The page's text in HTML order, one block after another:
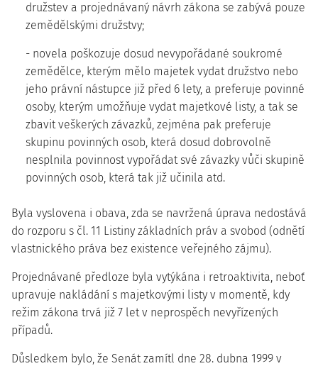
družstev a projednávaný návrh zákona se zabývá pouze
zemědělskými družstvy;
- novela poškozuje dosud nevypořádané soukromé
zemědělce, kterým mělo majetek vydat družstvo nebo
jeho právní nástupce již před 6 lety, a preferuje povinné
osoby, kterým umožňuje vydat majetkové listy, a tak se
zbavit veškerých závazků, zejména pak preferuje
skupinu povinných osob, která dosud dobrovolně
nesplnila povinnost vypořádat své závazky vůči skupině
povinných osob, která tak již učinila atd.
Byla vyslovena i obava, zda se navržená úprava nedostává
do rozporu s čl. 11 Listiny základních práv a svobod (odnětí
vlastnického práva bez existence veřejného zájmu).
Projednávané předloze byla vytýkána i retroaktivita, neboť
upravuje nakládání s majetkovými listy v momentě, kdy
režim zákona trvá již 7 let v neprospěch nevyřízených
případů.
Důsledkem bylo, že Senát zamítl dne 28. dubna 1999 v